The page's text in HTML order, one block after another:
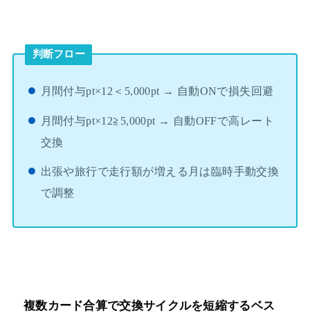
判断フロー
月間付与pt×12＜5,000pt → 自動ONで損失回避
月間付与pt×12≧5,000pt → 自動OFFで高レート
交換
出張や旅行で走行額が増える月は臨時手動交換
で調整
複数カード合算で交換サイクルを短縮するベス